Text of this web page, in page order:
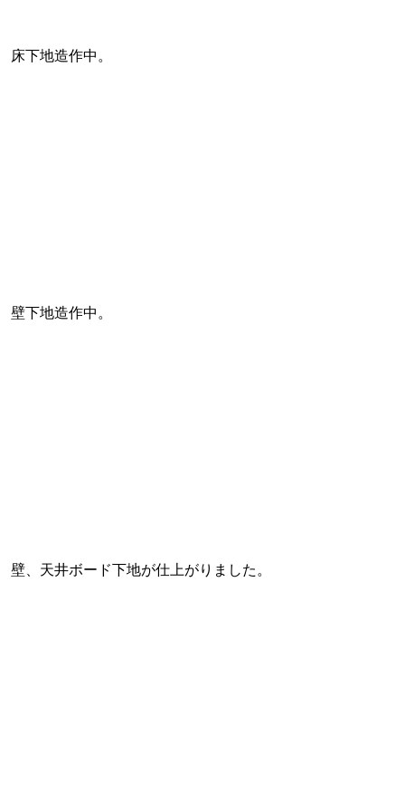
床下地造作中。
壁下地造作中。
壁、天井ボード下地が仕上がりました。